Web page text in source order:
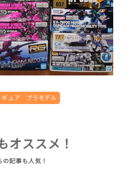
ギュア プラモデル
オススメ！